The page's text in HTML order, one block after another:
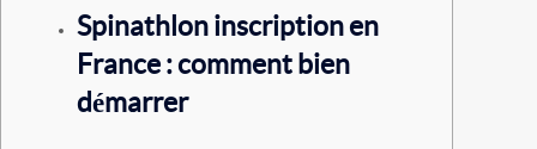
Spinathlon inscription en
France : comment bien
démarrer